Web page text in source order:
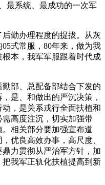
最系统、最成功的一次军
勤办理程度的提拔。从灰
式常服，80年来，做为我
本，我军军服跟着时代成
部、总配备部结合下发的
是、和做出的严沉决策，
，是关系戎行全面扶植和
高度注沉，切实加强带
相关部分要加强宣布道
优良高效办事，高尺度、
力贯彻从严治军方针，加
我军正轨化扶植提高到新